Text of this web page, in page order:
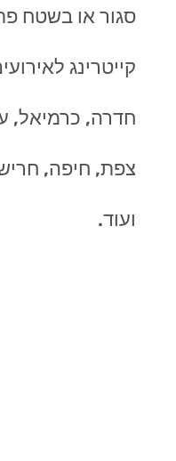
סגור או בשטח
קייטרינג
חדרה, כרמיאל,
צפת, חיפה,
ועוד.